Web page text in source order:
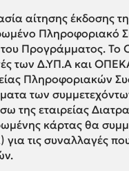
αίτησης έκδοσης
Πληροφοριακό
Προγράμματος. Το
των Δ.ΥΠ.Α και ΟΠΕΚΑ
Πληροφοριακών
των
της εταιρείας
κάρτας θα
για τις συναλλαγές